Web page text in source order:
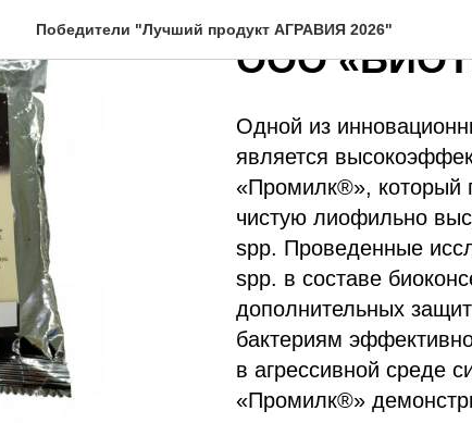
Победители "Лучший продукт АГРАВИЯ 2026"
ООО
Одной из
является
«Промилк®», который
чистую лиофильно
spp. Проведенные
spp. в составе
дополнительных
бактериям
в агрессивной среде
«Промилк®»